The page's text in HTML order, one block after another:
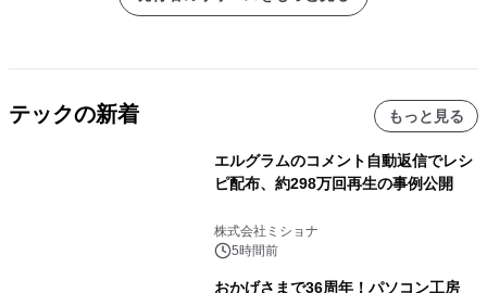
テックの新着 もっと見る
エルグラムのコメント自動返信でレシ
ピ配布、約298万回再生の事例公開
株式会社ミショナ
5時間前
おかげさまで36周年！パソコン工房